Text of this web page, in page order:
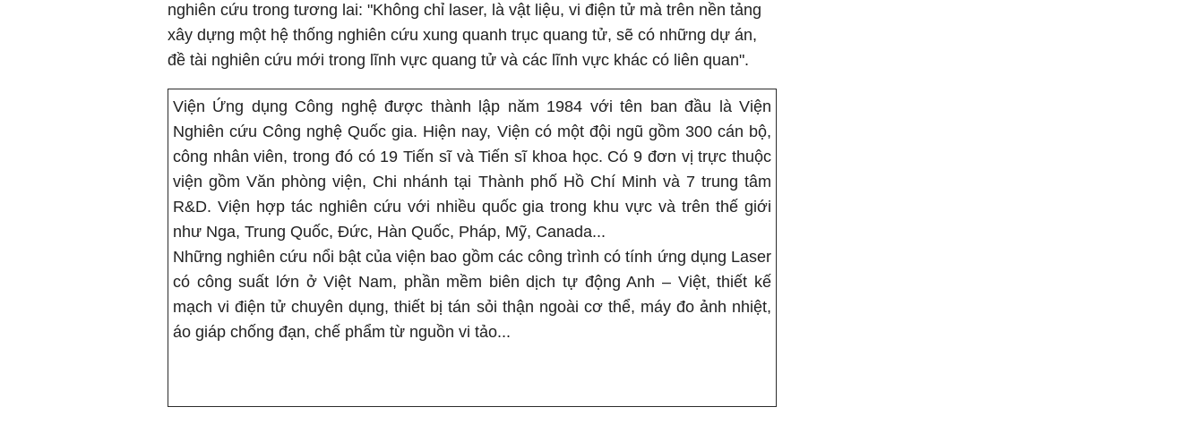
nghiên cứu trong tương lai: "Không chỉ laser, là vật liệu, vi điện tử mà trên nền tảng
xây dựng một hệ thống nghiên cứu xung quanh trục quang tử, sẽ có những dự án,
đề tài nghiên cứu mới trong lĩnh vực quang tử và các lĩnh vực khác có liên quan".
Viện Ứng dụng Công nghệ được thành lập năm 1984 với tên ban đầu là Viện
Nghiên cứu Công nghệ Quốc gia. Hiện nay, Viện có một đội ngũ gồm 300 cán bộ,
công nhân viên, trong đó có 19 Tiến sĩ và Tiến sĩ khoa học. Có 9 đơn vị trực thuộc
viện gồm Văn phòng viện, Chi nhánh tại Thành phố Hồ Chí Minh và 7 trung tâm
R&D. Viện hợp tác nghiên cứu với nhiều quốc gia trong khu vực và trên thế giới
như Nga, Trung Quốc, Đức, Hàn Quốc, Pháp, Mỹ, Canada...
Những nghiên cứu nổi bật của viện bao gồm các công trình có tính ứng dụng Laser
có công suất lớn ở Việt Nam, phần mềm biên dịch tự động Anh – Việt, thiết kế
mạch vi điện tử chuyên dụng, thiết bị tán sỏi thận ngoài cơ thể, máy đo ảnh nhiệt,
áo giáp chống đạn, chế phẩm từ nguồn vi tảo...